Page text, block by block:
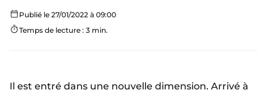
Publié le 27/01/2022 à 09:00
Temps de lecture : 3 min.
Il est entré dans une nouvelle dimension. Arrivé à